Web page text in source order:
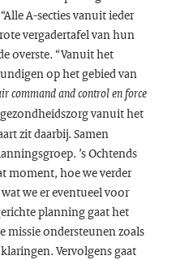
A-secties vanuit ieder
vergadertafel van hun
overste. “Vanuit het
op het gebied van
command and control en force
vanuit het
zit daarbij. Samen
’s Ochtends
moment, hoe we verder
we er eventueel voor
planning gaat het
missie ondersteunen zoals
Vervolgens gaat